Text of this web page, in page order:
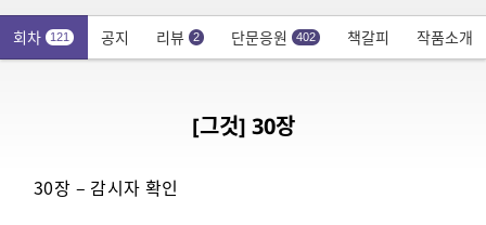
회차 121 공지 리뷰 2 단문응원 402 책갈피 작품소개
[그것] 30장
30장 – 감시자 확인